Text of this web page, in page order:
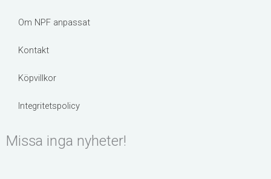
o
k
g
Om NPF anpassat
Kontakt
Köpvillkor
Integritetspolicy
Missa inga nyheter!